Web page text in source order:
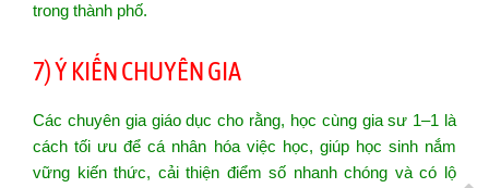
trong thành phố.
7) Ý KIẾN CHUYÊN GIA
Các chuyên gia giáo dục cho rằng, học cùng gia sư 1–1 là
cách tối ưu để cá nhân hóa việc học, giúp học sinh nắm
vững kiến thức, cải thiện điểm số nhanh chóng và có lộ